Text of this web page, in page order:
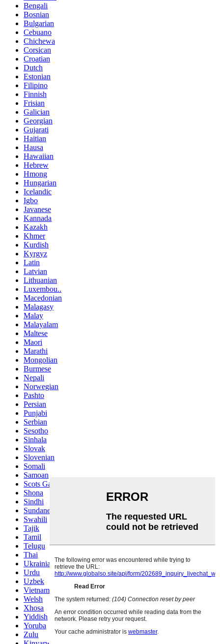
Bengali
Bosnian
Bulgarian
Cebuano
Chichewa
Corsican
Croatian
Dutch
Estonian
Filipino
Finnish
Frisian
Galician
Georgian
Gujarati
Haitian
Hausa
Hawaiian
Hebrew
Hmong
Hungarian
Icelandic
Igbo
Javanese
Kannada
Kazakh
Khmer
Kurdish
Kyrgyz
Latin
Latvian
Lithuanian
Luxembou..
Macedonian
Malagasy
Malay
Malayalam
Maltese
Maori
Marathi
Mongolian
Burmese
Nepali
Norwegian
Pashto
Persian
Punjabi
Serbian
Sesotho
Sinhala
Slovak
Slovenian
Somali
Samoan
Scots Gaelic
Shona
Sindhi
Sundanese
Swahili
Tajik
Tamil
Telugu
Thai
Ukrainian
Urdu
Uzbek
Vietnamese
Welsh
Xhosa
Yiddish
Yoruba
Zulu